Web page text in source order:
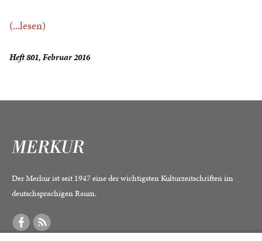
(...lesen)
Heft 801, Februar 2016
Der Merkur ist seit 1947 eine der wichtigsten Kulturzeitschriften im
deutschsprachigen Raum.